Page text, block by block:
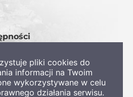
pliki cookies do
informacji na Twoim
wykorzystywane w celu
działania serwisu.